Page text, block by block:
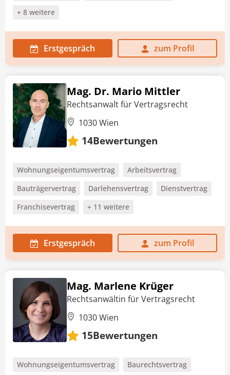
+ 8 weitere
Erstgespräch zum Profil
Mag. Dr. Mario Mittler
Rechtsanwalt für Vertragsrecht
1030 Wien
14Bewertungen
Wohnungseigentumsvertrag
Arbeitsvertrag
Bauträgervertrag
Darlehensvertrag
Dienstvertrag
Franchisevertrag
+ 11 weitere
Erstgespräch zum Profil
Mag. Marlene Krüger
Rechtsanwältin für Vertragsrecht
1030 Wien
15Bewertungen
Wohnungseigentumsvertrag
Baurechtsvertrag